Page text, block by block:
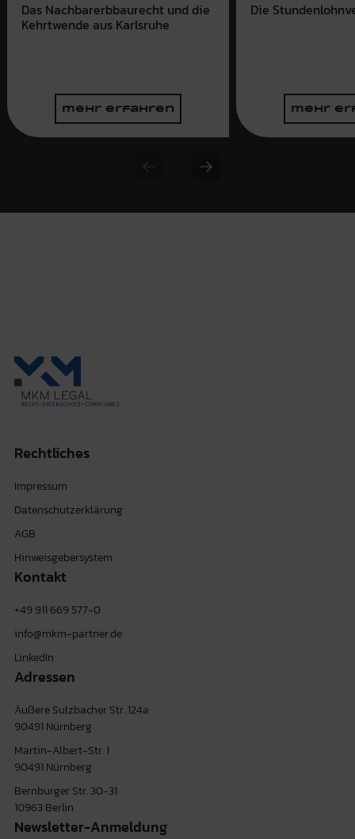
Das Nachbarerbbaurecht und die
Kehrtwende aus Karlsruhe
mehr erfahren
Die
mehr
Previous slide
Next slide
Rechtliches
Impressum
Datenschutzerklärung
AGB
Hinweisgebersystem
Kontakt
+49 911 669 577-0
info@mkm-partner.de
LinkedIn
Adressen
Äußere Sulzbacher Str. 124a
90491 Nürnberg
Martin-Albert-Str. 1
90491 Nürnberg
Bernburger Str. 30-31
10963 Berlin
Newsletter-Anmeldung